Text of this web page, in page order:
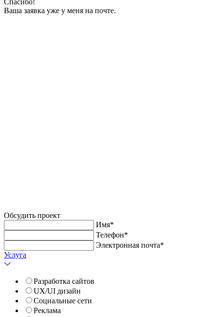
Ваша заявка уже у меня на почте.
Обсудить проект
Имя*
Телефон*
Электронная почта*
Услуга
Разработка сайтов
UX/UI дизайн
Социальные сети
Реклама